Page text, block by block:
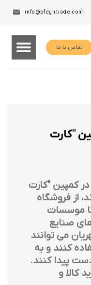
info@ofoghtrade.com
تماس با ما
"کارت
در کمپین "کارت
از فروشگاه
موسسات
صنایع
می توانند
کنند و به
پیدا کنند.
کالا و